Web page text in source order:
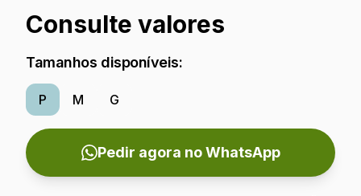
Consulte valores
Tamanhos disponíveis:
P M G
Pedir agora no WhatsApp